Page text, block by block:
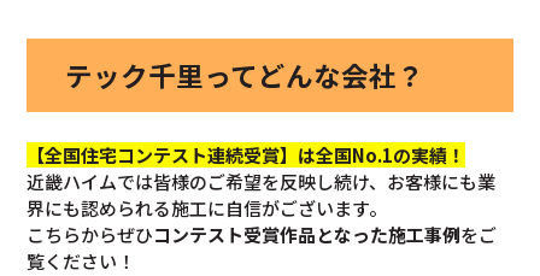
テック千里ってどんな会社？
【全国住宅コンテスト連続受賞】は全国No.1の実績！
近畿ハイムでは皆様のご希望を反映し続け、お客様にも業
界にも認められる施工に自信がございます。
こちらからぜひコンテスト受賞作品となった施工事例をご
覧ください！